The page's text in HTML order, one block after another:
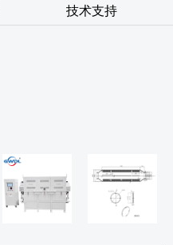
技术支持